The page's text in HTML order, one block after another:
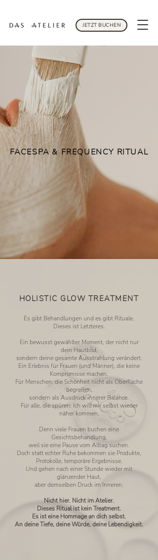
JETZT BUCHEN
FACESPA & FREQUENCY RITUAL
HOLISTIC GLOW TREATMENT
Es gibt Behandlungen und es gibt Rituale.
Dieses ist Letzteres.
Ein bewusst gewählter Moment, der nicht nur
dein Hautbild,
sondern deine gesamte Ausstrahlung verändert.
Ein Erlebnis für Frauen (und Männer), die keine
Kompromisse machen.
Für Menschen, die Schönheit nicht als Oberfläche
begreifen,
sondern als Ausdruck innerer Balance.
Für alle, die spüren: Ich will mir selbst wieder
näher kommen.
Denn viele Frauen buchen eine
Gesichtsbehandlung,
weil sie eine Pause vom Alltag suchen.
Doch statt echter Ruhe bekommen sie Produkte,
Protokolle, temporäre Ergebnisse.
Und gehen nach einer Stunde wieder mit
glänzender Haut,
aber demselben Druck im Inneren.
Nicht hier. Nicht im Atelier.
Dieses Ritual ist kein Treatment.
Es ist eine Hommage an dich selbst.
An deine Tiefe, deine Würde, deine Lebendigkeit.